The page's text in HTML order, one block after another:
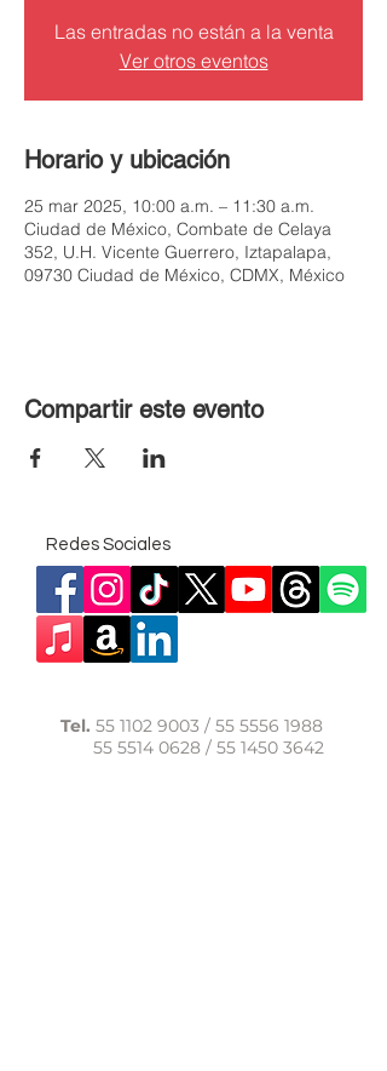
Las entradas no están a la venta
Ver otros eventos
Horario y ubicación
25 mar 2025, 10:00 a.m. – 11:30 a.m.
Ciudad de México, Combate de Celaya
352, U.H. Vicente Guerrero, Iztapalapa,
09730 Ciudad de México, CDMX, México
Compartir este evento
Redes Sociales
Tel. 55 1102 9003 / 55 5556 1988
55 5514 0628/ 55 1450 3642